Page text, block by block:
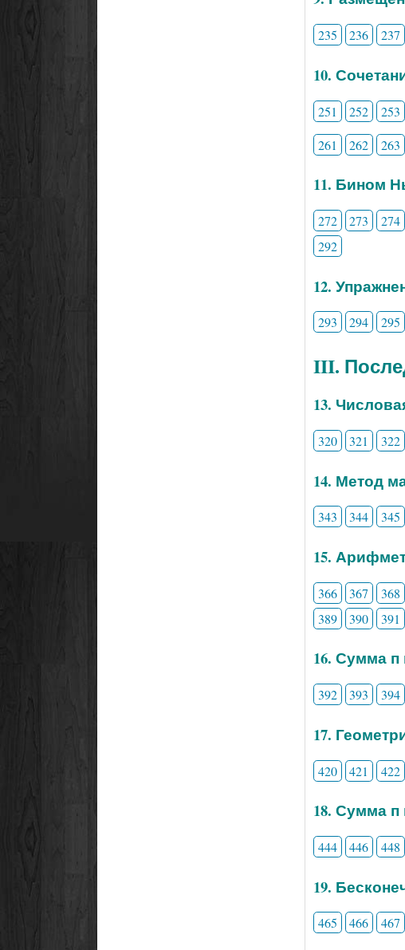
235 236 237
10.
251 252 253
261
262 263
11. Бином
272 273 274
292
12.
293 294 295
III.
13.
320 321 322
14. Метод
343 344 345
15.
366 367 368
389
390 391
16. Сумма
392 393 394
17.
420 421 422
18. Сумма
444 446 448
19.
465 466 467